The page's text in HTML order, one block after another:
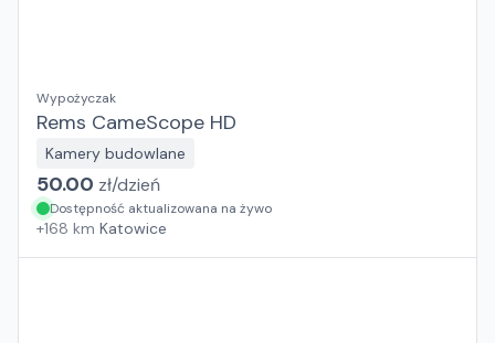
Wypożyczak
Rems CameScope HD
Kamery budowlane
50.00 zł/dzień
Dostępność aktualizowana na żywo
+168 km Katowice